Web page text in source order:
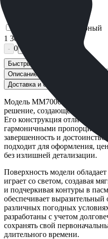
Щебень Мраморный
1 300 ₽
- 0
Быстрый заказ
Описание
Технические
Доставка и оплата
Модель ММ7006
решение, создающее
Его конструкция отличается
гармоничными пропорциями,
завершенность и
подходит для оформления,
без излишней детализации.
Поверхность модели
играет со светом, создавая
и подчеркивая контуры в
обеспечивает
различных погодных
разработаны с учетом
сохранять свой
длительного времени.